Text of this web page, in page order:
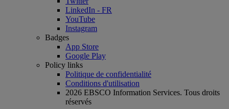
LinkedIn - FR
YouTube
Instagram
Badges
App Store
Google Play
Policy links
Politique de confidentialité
Conditions d'utilisation
2026 EBSCO Information Services. Tous droits
réservés